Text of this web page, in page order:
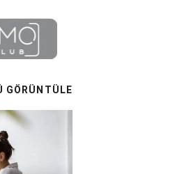
GÖRÜNTÜLE